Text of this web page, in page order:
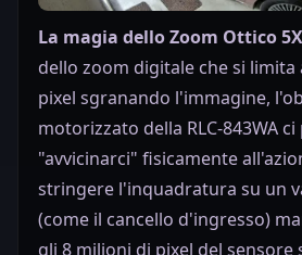
La magia dello Zoom Ottico 5X
dello zoom digitale che si
pixel sgranando l'immagine,
motorizzato della RLC-843WA
"avvicinarci" fisicamente
stringere l'inquadratura su un
(come il cancello d'ingresso)
gli 8 milioni di pixel del sensore